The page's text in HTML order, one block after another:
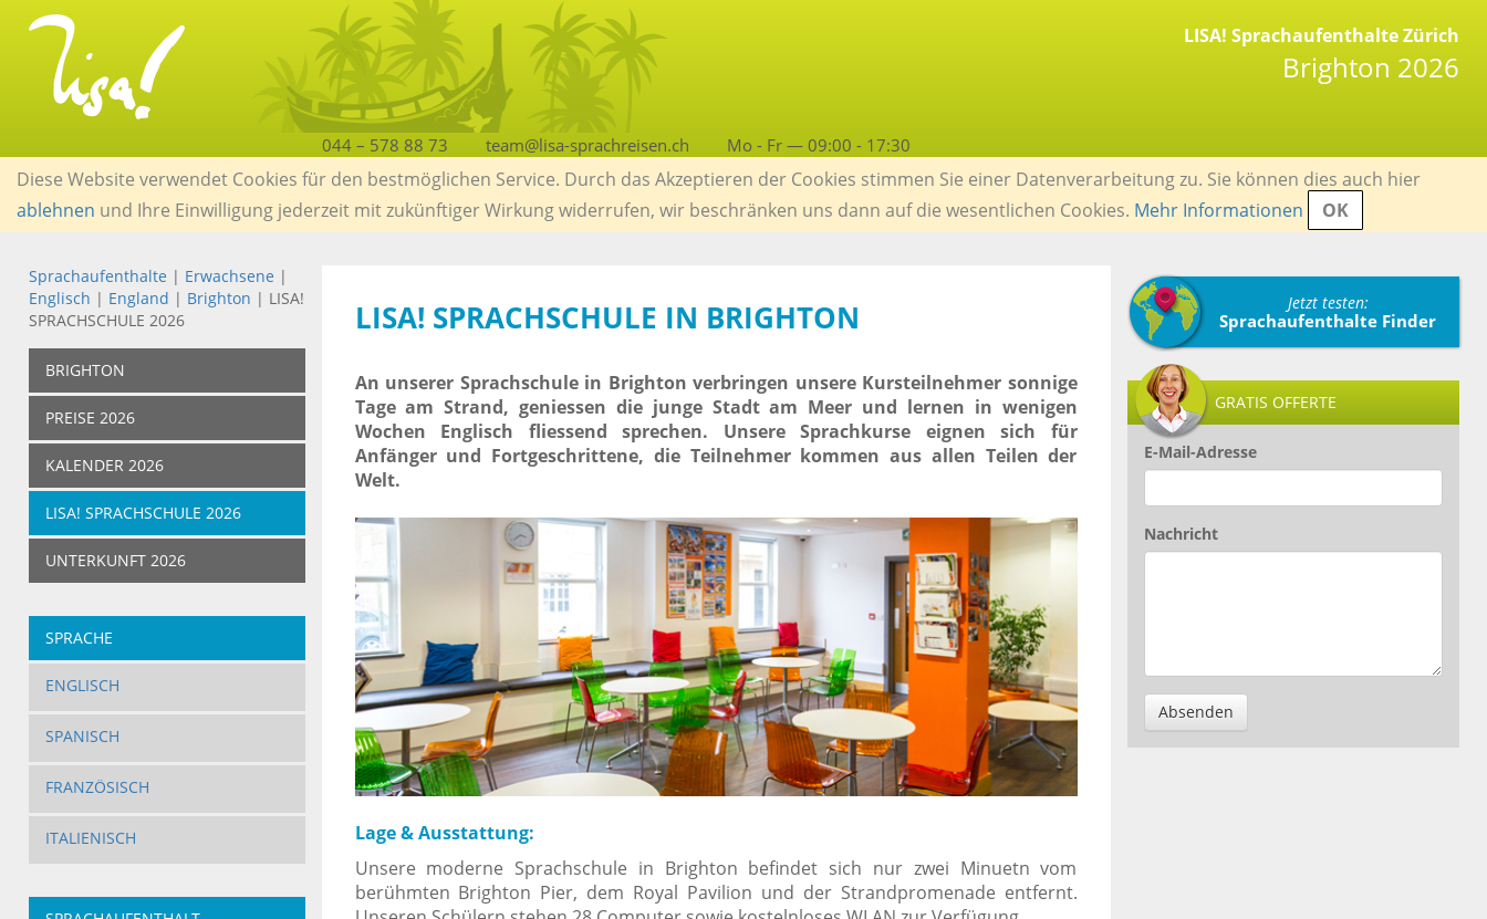
LISA! Sprachaufenthalte Zürich
Brighton 2026
044 – 578 88 73 team@lisa-sprachreisen.ch Mo - Fr — 09:00 - 17:30
Diese Website verwendet Cookies für den bestmöglichen Service. Durch das Akzeptieren der Cookies stimmen Sie einer Datenverarbeitung zu. Sie können dies auch hier
ablehnen und Ihre Einwilligung jederzeit mit zukünftiger Wirkung widerrufen, wir beschränken uns dann auf die wesentlichen Cookies. Mehr Informationen OK
Sprachaufenthalte | Erwachsene |
Englisch | England | Brighton | LISA!
SPRACHSCHULE 2026
BRIGHTON
PREISE 2026
KALENDER 2026
LISA! SPRACHSCHULE 2026
UNTERKUNFT 2026
SPRACHE
ENGLISCH
SPANISCH
FRANZÖSISCH
ITALIENISCH
LISA! SPRACHSCHULE IN BRIGHTON
An unserer Sprachschule in Brighton verbringen unsere Kursteilnehmer sonnige
Tage am Strand, geniessen die junge Stadt am Meer und lernen in wenigen
Wochen Englisch fliessend sprechen. Unsere Sprachkurse eignen sich für
Anfänger und Fortgeschrittene, die Teilnehmer kommen aus allen Teilen der
Welt.
Lage & Ausstattung:
Unsere moderne Sprachschule in Brighton befindet sich nur zwei Minuetn vom
berühmten Brighton Pier, dem Royal Pavilion und der Strandpromenade entfernt.
Jetzt testen:
Sprachaufenthalte Finder
GRATIS OFFERTE
E-Mail-Adresse
Nachricht
Absenden